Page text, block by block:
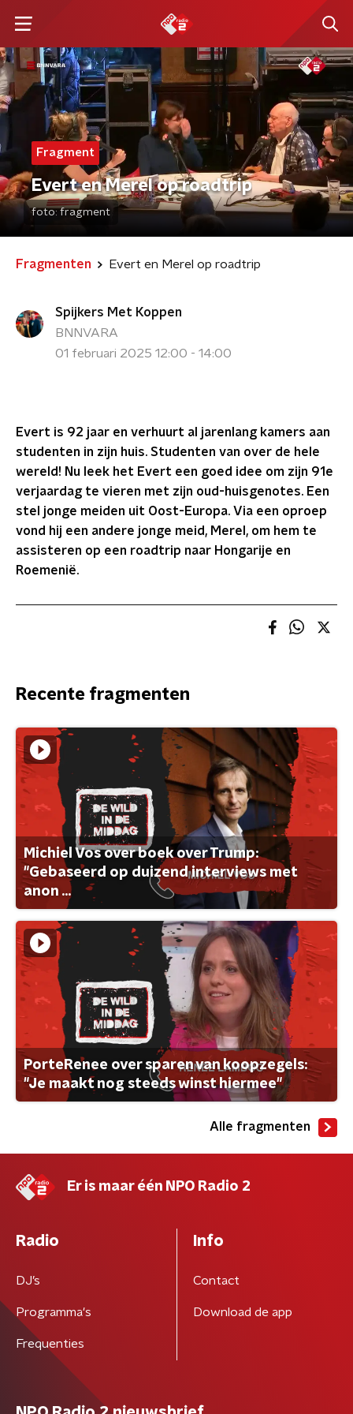
Fragment
Evert en Merel op roadtrip
foto: fragment
Fragmenten Evert en Merel op roadtrip
Spijkers Met Koppen
BNNVARA
01 februari 2025 12:00 - 14:00
Evert is 92 jaar en verhuurt al jarenlang kamers aan
studenten in zijn huis. Studenten van over de hele
wereld! Nu leek het Evert een goed idee om zijn 91e
verjaardag te vieren met zijn oud-huisgenotes. Een
stel jonge meiden uit Oost-Europa. Via een oproep
vond hij een andere jonge meid, Merel, om hem te
assisteren op een roadtrip naar Hongarije en
Roemenië.
Recente fragmenten
Michiel Vos over boek over Trump:
"Gebaseerd op duizend interviews met
anon ...
PorteRenee over sparen van koopzegels:
"Je maakt nog steeds winst hiermee"
Alle fragmenten
Er is maar één NPO Radio 2
Radio
DJ’s
Programma's
Frequenties
Info
Contact
Download de app